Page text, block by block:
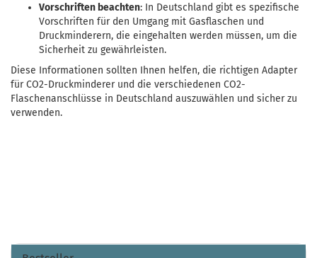
Vorschriften beachten: In Deutschland gibt es spezifische
Vorschriften für den Umgang mit Gasflaschen und
Druckminderern, die eingehalten werden müssen, um die
Sicherheit zu gewährleisten.
Diese Informationen sollten Ihnen helfen, die richtigen Adapter
für CO2-Druckminderer und die verschiedenen CO2-
Flaschenanschlüsse in Deutschland auszuwählen und sicher zu
verwenden.